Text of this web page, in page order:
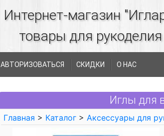
Интернет-магазин
товары для рукоделия
АВТОРИЗОВАТЬСЯ СКИДКИ О НАС
Иглы для
Главная > Каталог > Аксессуары для